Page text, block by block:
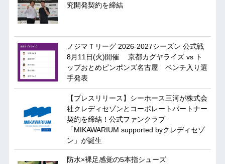
究開発契約を締結
ノジマＴリーグ 2026-2027シーズン 公式戦
8月11日(火)開催 京都カグヤライズ vs ト
ップおとめピンポンズ名古屋 ベンチ入り選
手発表
【プレスリリース】シーホース三河が株式会
社クレディセゾンとコーポレートパートナー
契約を締結！公式ファンクラブ
「MIKAWARIUM supported byクレディセゾ
ン」が誕生
防水×裸足感覚の5本指シューズ